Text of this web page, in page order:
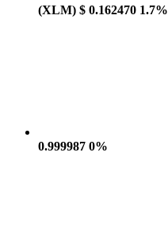
(XLM) $ 0.162470 1.7%
0.999987 0%